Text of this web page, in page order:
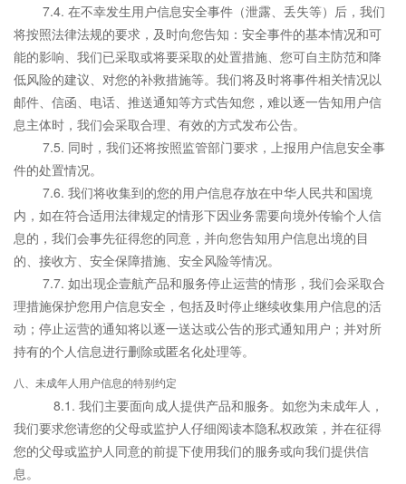
7.4. 在不幸发生用户信息安全事件（泄露、丢失等）后，我们
将按照法律法规的要求，及时向您告知：安全事件的基本情况和可
能的影响、我们已采取或将要采取的处置措施、您可自主防范和降
低风险的建议、对您的补救措施等。我们将及时将事件相关情况以
邮件、信函、电话、推送通知等方式告知您，难以逐一告知用户信
息主体时，我们会采取合理、有效的方式发布公告。
7.5. 同时，我们还将按照监管部门要求，上报用户信息安全事
件的处置情况。
7.6. 我们将收集到的您的用户信息存放在中华人民共和国境
内，如在符合适用法律规定的情形下因业务需要向境外传输个人信
息的，我们会事先征得您的同意，并向您告知用户信息出境的目
的、接收方、安全保障措施、安全风险等情况。
7.7. 如出现企壹航产品和服务停止运营的情形，我们会采取合
理措施保护您用户信息安全，包括及时停止继续收集用户信息的活
动；停止运营的通知将以逐一送达或公告的形式通知用户；并对所
持有的个人信息进行删除或匿名化处理等。
八、未成年人用户信息的特别约定
8.1. 我们主要面向成人提供产品和服务。如您为未成年人，
我们要求您请您的父母或监护人仔细阅读本隐私权政策，并在征得
您的父母或监护人同意的前提下使用我们的服务或向我们提供信
息。